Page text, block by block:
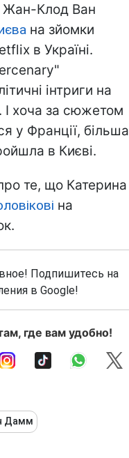
Жан-Клод Ван
на зйомки
в Україні.
інтриги на
І хоча за сюжетом
у Франції, більша
в Києві.
те, що Катерина
на
Подпишитесь на
в Google!
где вам удобно!
Дамм